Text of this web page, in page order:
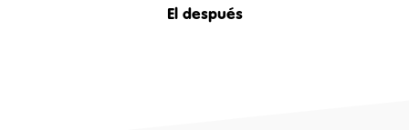
El después